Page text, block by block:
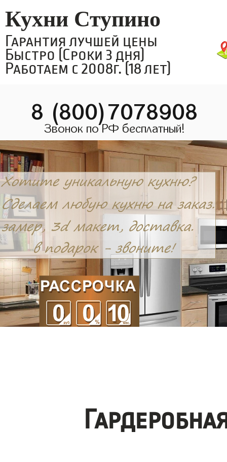
Кухни Ступино
Гарантия лучшей цены
Быстро (Сроки 3 дня)
Работаем с 2008г. (18 лет)
8 (800)7078908
Звонок по РФ бесплатный!